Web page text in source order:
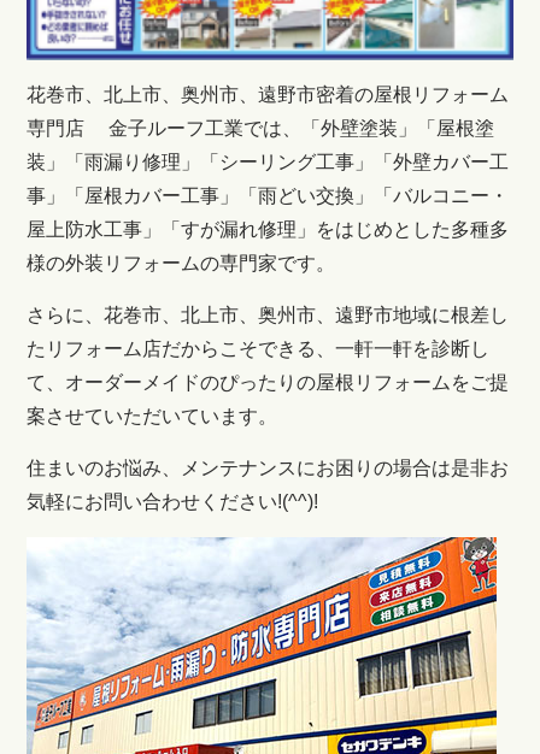
花巻市、北上市、奥州市、遠野市密着の屋根リフォーム
専門店 金子ルーフ工業では、「外壁塗装」「屋根塗
装」「雨漏り修理」「シーリング工事」「外壁カバー工
事」「屋根カバー工事」「雨どい交換」「バルコニー・
屋上防水工事」「すが漏れ修理」をはじめとした多種多
様の外装リフォームの専門家です。
さらに、花巻市、北上市、奥州市、遠野市地域に根差し
たリフォーム店だからこそできる、一軒一軒を診断し
て、オーダーメイドのぴったりの屋根リフォームをご提
案させていただいています。
住まいのお悩み、メンテナンスにお困りの場合は是非お
気軽にお問い合わせください!(^^)!